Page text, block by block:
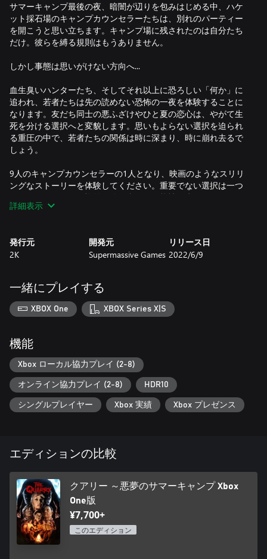
サマーキャンプ最後の夜、暗闇が辺りを包みはじめる中、ハケ
ット採石場のキャンプカウンセラーたちは、別れのパーティー
を開こうと思い立ちます。キャンプ場に残されたのは自分たち
だけ。彼らを縛る規則はもうありません。
しかし事態は思いがけない方向へ...
血生臭いハンターたち、そしてそれ以上に恐ろしい「何か」に
追われ、若者たちは先の読めない恐怖の一夜を体験することに
なります。友だち同士の悪ふざけやひと夏の恋心は、やがて生
死を分ける選択へと変貌します。思いもよらない選択を迫られ
る重圧の中で、若者たちの関係は時に深まり、時に崩れ去るで
しょう。
9人のキャンプカウンセラーの1人となり、映画のようなスリリ
ングなストーリーを体験してください。重要でない選択は一つ
としてありません。複雑に絡み合った可能性の糸を解きほぐ
し、自分だけの物語を紡ぎあげましょう。一夜のスターとなる
あなたの物語はいったいどんなものになるでしょう？
秘密の扉の向こうを確かめてみるか？森から聞こえてくる叫び
声の正体を調べるか？友のために命を懸けるか、逃げて生き延
びるか？大きな選択と小さな選択。すべてがストーリーに影響
を与え、最後まで生き延びるのは誰か。
目が離せない映画のような体験
最新のフェイシャルキャプチャー技術と映画さながらのライテ
ィング技術、そしてハリウッドで活躍している俳優陣の素晴ら
しい演技が組み合わさることにより、ハケット採石場での恐怖
体験はリアリティ溢れるものとなっています。
仲間たちとホラー体験を共有
な場面では投票に参加し、全員の総意でストーリーを形作るこ
とが可能です。また、各プレイヤーがそれぞれ違うキャラクタ
ーを担当してその行動を決定する、パーティータイプの協力プ
レイもお楽しみいただけます。
ゲーム体験をカスタマイズ
あらゆるプレイ要素の難易度を調整できるので、初心者でもホ
ラー体験を存分に楽しめます。また、プレイするより見ている
方が好きという方は、ムービーモードを選択することで『クア
詳細表示
発行元
2K
開発元
Supermassive Games
リリース日
2022/6/9
一緒にプレイする
XBOX One XBOX Series X|S
機能
Xbox ローカル協力プレイ (2-8)
オンライン協力プレイ (2-8) HDR10
シングルプレイヤー Xbox 実績 Xbox プレゼンス
エディションの比較
クアリー ～悪夢のサマーキャンプ Xbox
One版
¥7,700+
このエディション